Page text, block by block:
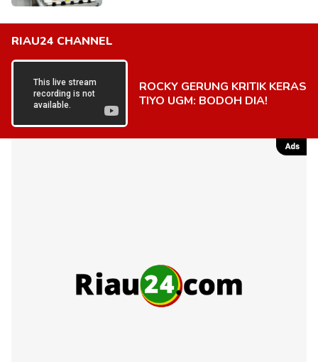
RIAU24 CHANNEL
ROCKY GERUNG KRITIK KERAS
TIYO UGM: BODOH DIA!